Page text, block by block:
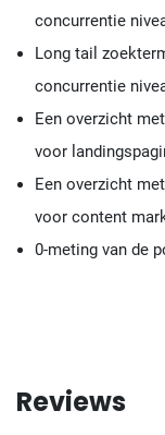
concurrentie
Long tail
concurrentie
Een overzicht
voor
Een overzicht
voor content
0-meting van de
Reviews